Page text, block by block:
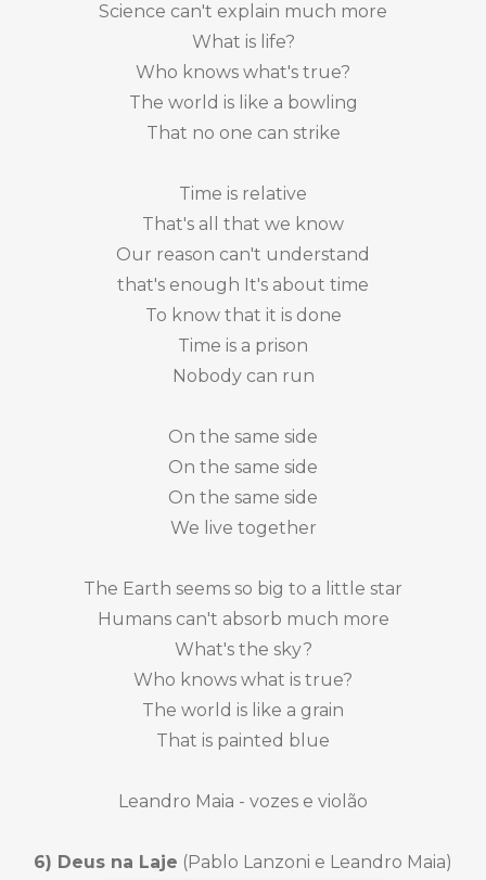
Science can't explain much more
What is life?
Who knows what's true?
The world is like a bowling
That no one can strike
Time is relative
That's all that we know
Our reason can't understand
that's enough It's about time
To know that it is done
Time is a prison
Nobody can run
On the same side
On the same side
On the same side
We live together
The Earth seems so big to a little star
Humans can't absorb much more
What's the sky?
Who knows what is true?
The world is like a grain
That is painted blue
Leandro Maia - vozes e violão
6) Deus na Laje (Pablo Lanzoni e Leandro Maia)